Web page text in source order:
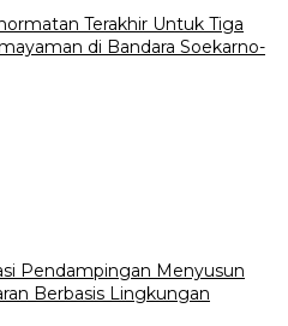
Terakhir Untuk Tiga
di Bandara Soekarno-
Pendampingan Menyusun
Berbasis Lingkungan